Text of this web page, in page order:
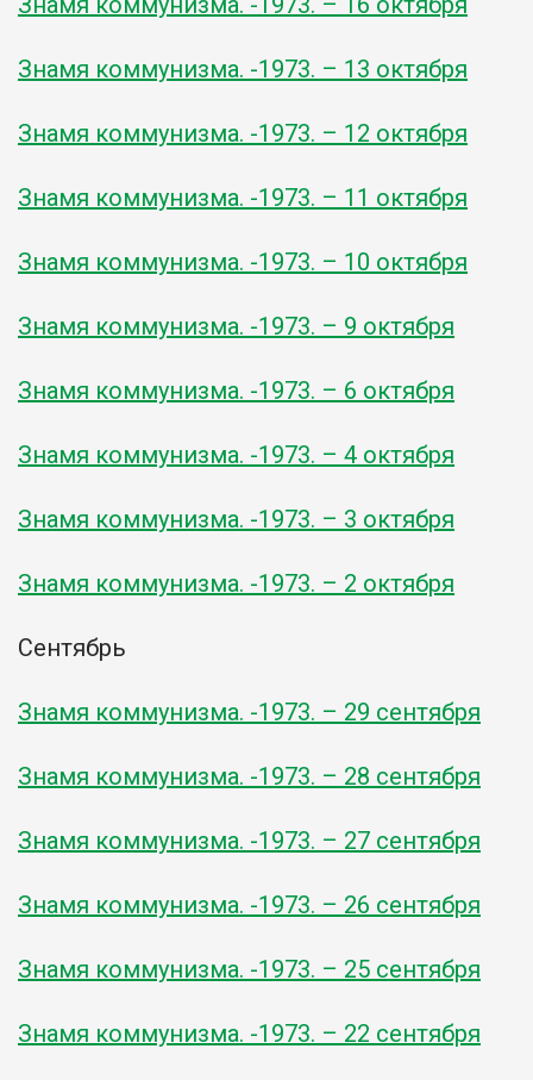
Знамя коммунизма. -1973. – 13 октября
Знамя коммунизма. -1973. – 12 октября
Знамя коммунизма. -1973. – 11 октября
Знамя коммунизма. -1973. – 10 октября
Знамя коммунизма. -1973. – 9 октября
Знамя коммунизма. -1973. – 6 октября
Знамя коммунизма. -1973. – 4 октября
Знамя коммунизма. -1973. – 3 октября
Знамя коммунизма. -1973. – 2 октября
Сентябрь
Знамя коммунизма. -1973. – 29 сентября
Знамя коммунизма. -1973. – 28 сентября
Знамя коммунизма. -1973. – 27 сентября
Знамя коммунизма. -1973. – 26 сентября
Знамя коммунизма. -1973. – 25 сентября
Знамя коммунизма. -1973. – 22 сентября